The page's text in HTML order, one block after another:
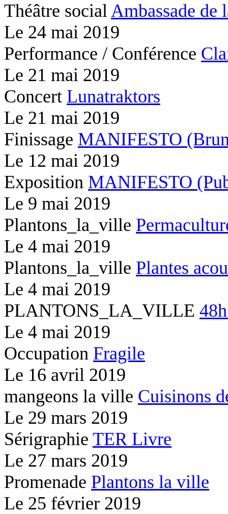
Théâtre socialAmbassade de
Le 24 mai 2019
Performance / Conférence
Le 21 mai 2019
Concert Lunatraktors
Le 21 mai 2019
Finissage MANIFESTO
Le 12 mai 2019
Exposition MANIFESTO
Le 9 mai 2019
Plantons_la_ville
Le 4 mai 2019
Plantons_la_ville Plantes
Le 4 mai 2019
PLANTONS_LA_VILLE
Le 4 mai 2019
Occupation Fragile
Le 16 avril 2019
mangeons la ville Cuisinons
Le 29 mars 2019
Sérigraphie TER Livre
Le 27 mars 2019
Promenade Plantons la ville
Le 25 février 2019